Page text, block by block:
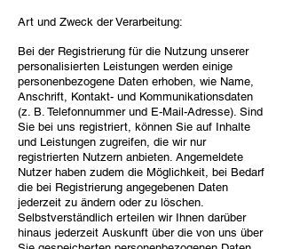
Art und Zweck der Verarbeitung:
Bei der Registrierung für die Nutzung unserer
personalisierten Leistungen werden einige
personenbezogene Daten erhoben, wie Name,
Anschrift, Kontakt- und Kommunikationsdaten
(z. B. Telefonnummer und E-Mail-Adresse). Sind
Sie bei uns registriert, können Sie auf Inhalte
und Leistungen zugreifen, die wir nur
registrierten Nutzern anbieten. Angemeldete
Nutzer haben zudem die Möglichkeit, bei Bedarf
die bei Registrierung angegebenen Daten
jederzeit zu ändern oder zu löschen.
Selbstverständlich erteilen wir Ihnen darüber
hinaus jederzeit Auskunft über die von uns über